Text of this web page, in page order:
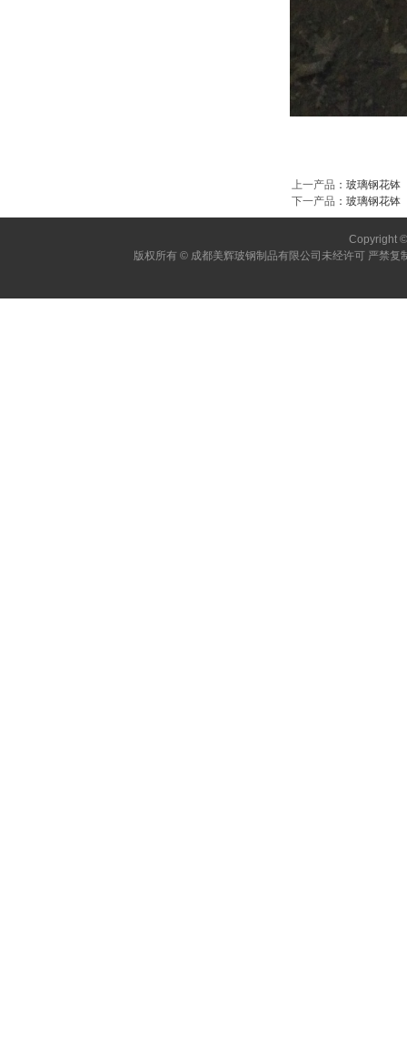
上一产品 ： 玻璃钢花钵
下一产品 ： 玻璃钢花钵
Copyright
版权所有 © 成都美辉玻钢制品有限公司未经许可 严禁